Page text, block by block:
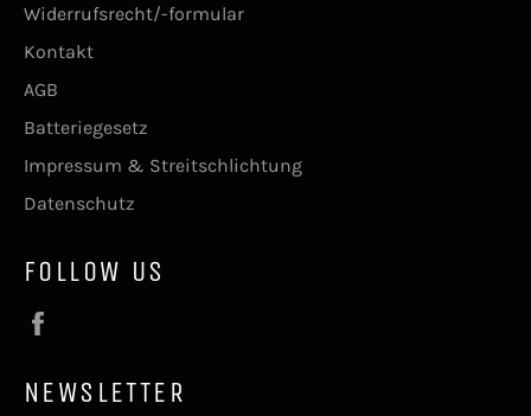
Widerrufsrecht/-formular
Kontakt
AGB
Batteriegesetz
Impressum & Streitschlichtung
Datenschutz
FOLLOW US
NEWSLETTER